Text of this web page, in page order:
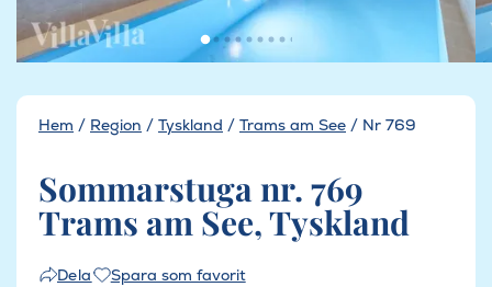
Hem / Region / Tyskland / Trams am See / Nr 769
Sommarstuga nr. 769
Trams am See, Tyskland
Dela Spara som favorit